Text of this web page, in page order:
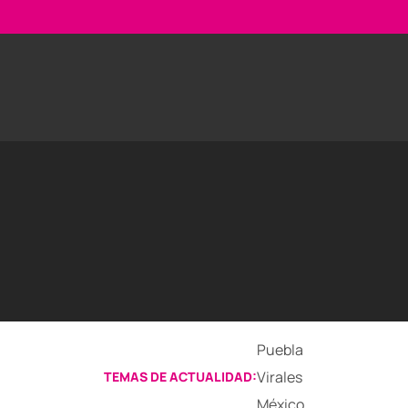
TEMAS DE ACTUALIDAD:
Puebla
Virales
México